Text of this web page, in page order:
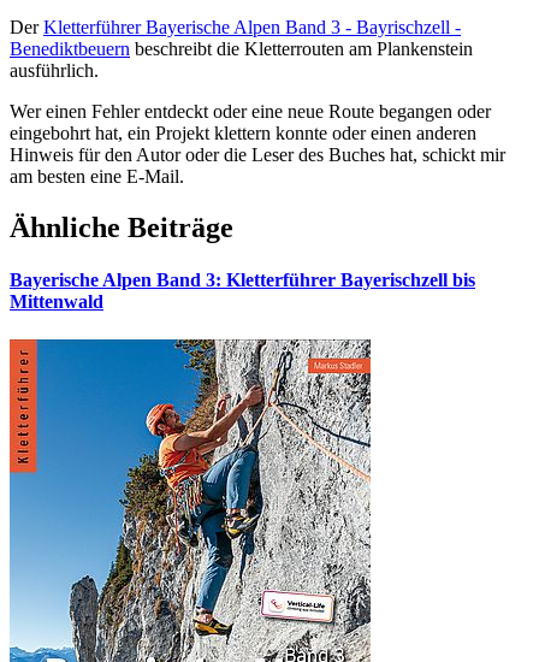
DerKletterführer Bayerische Alpen Band 3 - Bayrischzell -
Benediktbeuern beschreibt die Kletterrouten am Plankenstein
ausführlich.
Wer einen Fehler entdeckt oder eine neue Route begangen oder
eingebohrt hat, ein Projekt klettern konnte oder einen anderen
Hinweis für den Autor oder die Leser des Buches hat, schickt mir
am besten eine E-Mail.
Ähnliche Beiträge
Bayerische Alpen Band 3: Kletterführer Bayerischzell bis
Mittenwald